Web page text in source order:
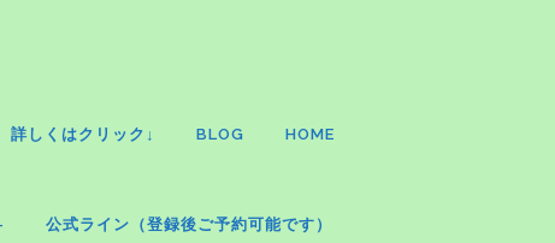
しくはクリック↓ BLOG HOME
公式ライン（登録後ご予約可能です）